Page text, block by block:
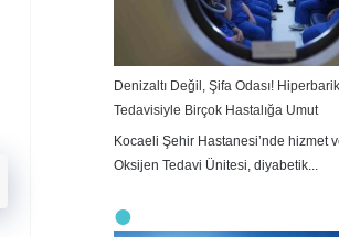
Denizaltı Değil, Şifa Odası!
Tedavisiyle Birçok Hastalığa Umut
Kocaeli Şehir Hastanesi’nde hizmet
Oksijen Tedavi Ünitesi, diyabetik...